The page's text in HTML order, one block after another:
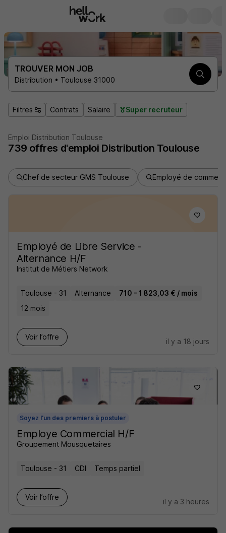
TROUVER MON JOB
Distribution • Toulouse 31000
Filtres Contrats Salaire Super recruteur
Emploi Distribution Toulouse
739 offres d'emploi Distribution Toulouse
Chef de secteur GMS Toulouse Employé de
Employé de Libre Service -
Alternance H/F
Institut de Métiers Network
Toulouse - 31 Alternance
710 - 1 823,03 € / mois
12 mois
Voir l’offre
il y a 18 jours
Soyez l'un des premiers à postuler
Employe Commercial H/F
Groupement Mousquetaires
Toulouse - 31 CDI Temps partiel
Voir l’offre
il y a 3 heures